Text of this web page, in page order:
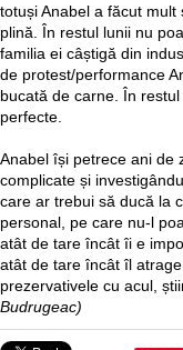
totuși Anabel a făcut
plină. În restul lunii nu
familia ei câștigă din
de protest/performance
bucată de carne. În
perfecte.
Anabel își petrece ani de
complicate și
care ar trebui să ducă la
personal, pe care nu-l
atât de tare încât îi e
atât de tare încât îl
prezervativele cu acul,
Budrugeac)